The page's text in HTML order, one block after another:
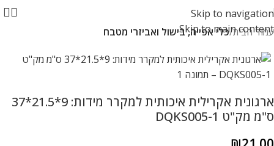
Skip to navigation
Skip to main content
עמוד הבית כלי אפייה, בישול ואביזרי מטבח
ארגונית אקרילית איכותית למקרר מידות: 9*21.5*37
ס"מ מק"ט DQKS005-1